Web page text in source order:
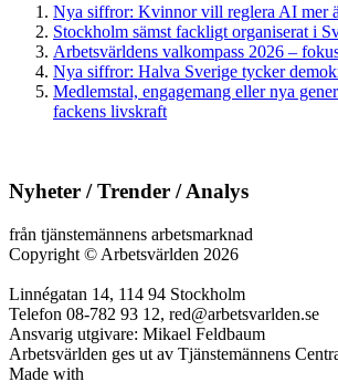
Nya siffror: Kvinnor vill reglera AI mer
Stockholm sämst fackligt organiserat i
Arbetsvärldens valkompass 2026 –
Nya siffror: Halva Sverige tycker
Medlemstal, engagemang eller nya
fackens livskraft
Nyheter / Trender / Analys
från tjänstemännens arbetsmarknad
Copyright © Arbetsvärlden 2026
Linnégatan 14, 114 94 Stockholm
Telefon 08-782 93 12, red@arbetsvarlden.se
Ansvarig utgivare: Mikael Feldbaum
Arbetsvärlden ges ut av Tjänstemännens
Made with